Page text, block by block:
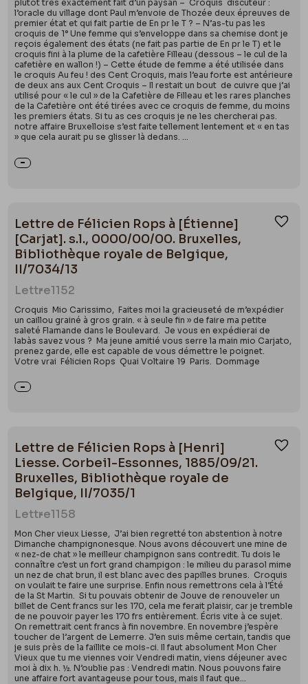
plutôt très exactement fait d’un paysan – Croquis discuteur :
l’oracle du village dont Paul m’envoie de Thozée deux épreuves de
premier état et qui fait partie de En pr le T ? – N’as-tu pas les
croquis de 1° Une femme qui s’enveloppe dans sa chemise dont je
reçois également des états (ne fait pas partie de En pr le T) et le
croquis fini à la plume de la cafetière Filleau (dessous – le cul de la
cafetière en wallon !) – Cette étude de femme a été utilisée dans
le croquis Au feu ! des Cent Croquis, mais l’eau forte est antérieure
de deux ans aux Cent Croquis – Il restait un bout de cuivre que j’ai
utilisé pour « le cul » de la Cafetière de Filleau et les rares planches
de la Cafetière ont été tirées avec ce croquis de femme, du moins
les premiers états. Si tu as ces croquis je ne les chercherai pas.
notre affaire Bruxelloise s’est faite tellement lentement et « en tas
» que cela aurait pu se glisser là dedans. ...
Lettre de Félicien Rops à [Étienne]
[Carjat]. s.l., 0000/00/00. Bruxelles,
Bibliothèque royale de Belgique,
II/7034/13
Lettre1152
Croquis Mio Carissimo, Faites moi la gracieuseté de m’expédier
un caillou grainé à gros grain. « à seule fin » de faire ma petite
saleté Flamande dans le Boulevard. Je vous en expédierai de
labàs savez vous ? Ma jeune amitié vous serre la main mio Carjato,
prenez garde, elle est capable de vous démettre le poignet.
Votre vrai Félicien Rops Quai Voltaire 19 Paris. Dommage
Lettre de Félicien Rops à [Henri]
Liesse. Corbeil-Essonnes, 1885/09/21.
Bruxelles, Bibliothèque royale de
Belgique, II/7035/1
Lettre1158
Mon Cher vieux Liesse, J’ai bien regretté ton abstention à notre
Dimanche champignonesque. Nous avons découvert une mine de
« nez-de chat » le meilleur champignon sans contredit. Tu dois le
connaître c’est un fort grand champigon : le milieu du parasol mime
un nez de chat brun, il est blanc avec des papilles brunes. Croquis
on voulait te faire une surprise. Enfin nous remettrons cela à l’Été
de la St Martin. Si tu pouvais obtenir de Jouve de renouveler un
billet de Cent francs sur les 170, cela me ferait plaisir, car je tremble
de ne pouvoir payer les 170 frs entièrement. Écris vite à ce sujet.
On remettrait cent francs à fin novembre. En novembre j’espère
toucher de l’argent de Lemerre. J’en suis même certain, tandis que
je suis près de la faillite ce mois-ci. Il faut absolument Mon Cher
Vieux que tu me viennes voir Vendredi matin, viens déjeuner avec
moi à dix h. ½. N’oublie pas : Vendredi matin. Nous pouvons faire
une affaire fort avantageuse pour tous, mais il faut que...